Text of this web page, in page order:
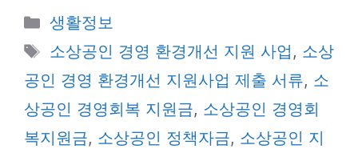
카
테
리
생활정보
태
그
소상공인 경영 환경개선 지원 사업 , 소상
공인 경영 환경개선 지원사업 제출 서류, 소
상공인 경영회복 지원금, 소상공인 경영회
복지원금, 소상공인 정책자금, 소상공인 지